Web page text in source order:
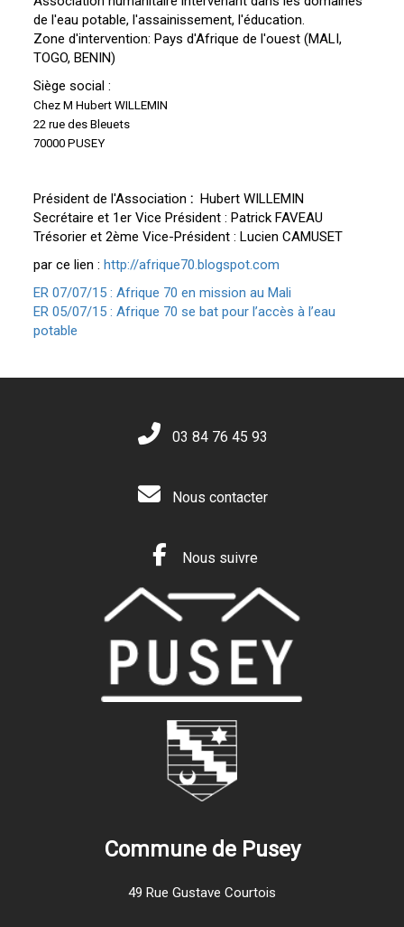
de l'eau potable, l'assainissement, l'éducation.
Zone d'intervention: Pays d'Afrique de l'ouest (MALI,
TOGO, BENIN)
Siège social :
Chez M Hubert WILLEMIN
22 rue des Bleuets
70000 PUSEY
Président de l'Association: Hubert WILLEMIN
Secrétaire et 1er Vice Président : Patrick FAVEAU
Trésorier et 2ème Vice-Président : Lucien CAMUSET
par ce lien : http://afrique70.blogspot.com
ER 07/07/15 : Afrique 70 en mission au Mali
ER 05/07/15 : Afrique 70 se bat pour l’accès à l’eau
potable
03 84 76 45 93
Nous contacter
Nous suivre
Commune de Pusey
49 Rue Gustave Courtois